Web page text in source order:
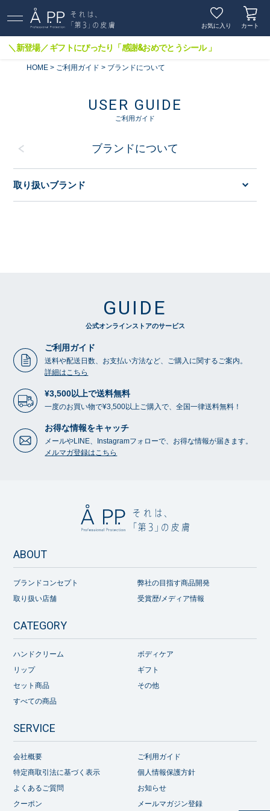
お気に入り カート
＼新登場／ ギフトにぴったり「感謝&おめでとうシール 」
HOME ご利用ガイド ブランドについて
USER GUIDE
ご利用ガイド
ブランドについて
取り扱いブランド
GUIDE
公式オンラインストアのサービス
ご利用ガイド
送料や配送日数、お支払い方法など、ご購入に関するご案内。
詳細はこちら
¥3,500以上で送料無料
一度のお買い物で¥3,500以上ご購入で、全国一律送料無料！
お得な情報をキャッチ
メールやLINE、Instagramフォローで、お得な情報が届きます。
メルマガ登録はこちら
ABOUT
ブランドコンセプト
弊社の目指す商品開発
取り扱い店舗
受賞歴/メディア情報
CATEGORY
ハンドクリーム
ボディケア
リップ
ギフト
セット商品
その他
すべての商品
SERVICE
会社概要
ご利用ガイド
特定商取引法に基づく表示
個人情報保護方針
よくあるご質問
お知らせ
クーポン
メールマガジン登録